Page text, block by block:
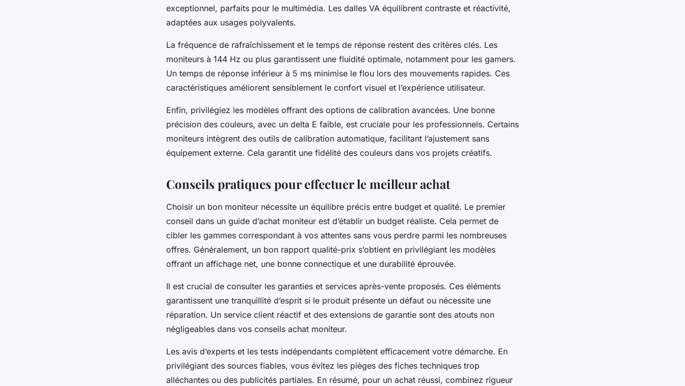
exceptionnel, parfaits pour le multimédia. Les dalles VA équilibrent contraste et réactivité,
adaptées aux usages polyvalents.
La fréquence de rafraîchissement et le temps de réponse restent des critères clés. Les
moniteurs à 144 Hz ou plus garantissent une fluidité optimale, notamment pour les gamers.
Un temps de réponse inférieur à 5 ms minimise le flou lors des mouvements rapides. Ces
caractéristiques améliorent sensiblement le confort visuel et l’expérience utilisateur.
Enfin, privilégiez les modèles offrant des options de calibration avancées. Une bonne
précision des couleurs, avec un delta E faible, est cruciale pour les professionnels. Certains
moniteurs intègrent des outils de calibration automatique, facilitant l’ajustement sans
équipement externe. Cela garantit une fidélité des couleurs dans vos projets créatifs.
Conseils pratiques pour effectuer le meilleur achat
Choisir un bon moniteur nécessite un équilibre précis entre budget et qualité. Le premier
conseil dans un guide d’achat moniteur est d’établir un budget réaliste. Cela permet de
cibler les gammes correspondant à vos attentes sans vous perdre parmi les nombreuses
offres. Généralement, un bon rapport qualité-prix s’obtient en privilégiant les modèles
offrant un affichage net, une bonne connectique et une durabilité éprouvée.
Il est crucial de consulter les garanties et services après-vente proposés. Ces éléments
garantissent une tranquillité d’esprit si le produit présente un défaut ou nécessite une
réparation. Un service client réactif et des extensions de garantie sont des atouts non
négligeables dans vos conseils achat moniteur.
Les avis d’experts et les tests indépendants complètent efficacement votre démarche. En
privilégiant des sources fiables, vous évitez les pièges des fiches techniques trop
alléchantes ou des publicités partiales. En résumé, pour un achat réussi, combinez rigueur